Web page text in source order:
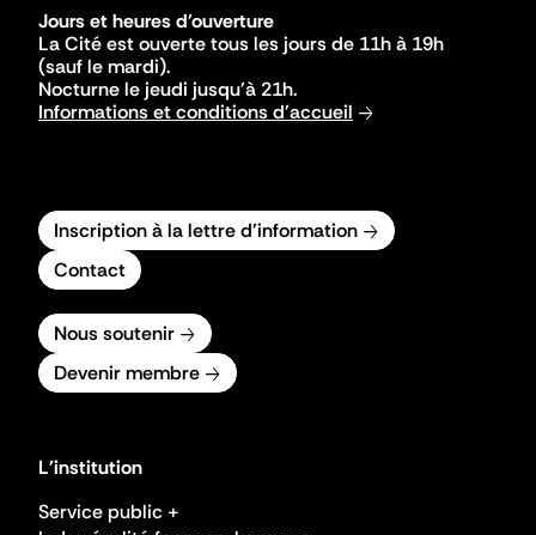
Jours et heures d'ouverture
La Cité est ouverte tous les jours de 11h à 19h
(sauf le mardi).
Nocturne le jeudi jusqu'à 21h.
Informations et conditions d'accueil
Inscription à la lettre d'information
Contact
Nous soutenir
Devenir membre
L'institution
Service public +